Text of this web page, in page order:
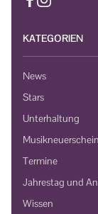
KATEGORIEN
News
Stars
Unterhaltung
Termine
Jahrestag und
Wissen